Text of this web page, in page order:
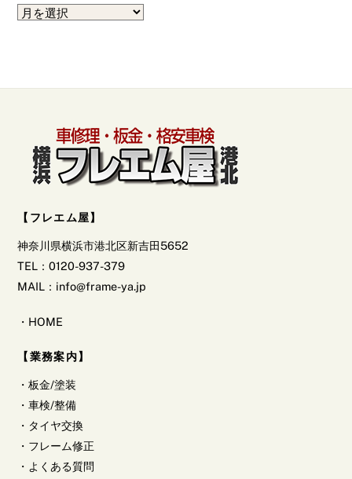
【ア
【フレエム屋】
神奈川県横浜市港北区新吉田5652
TEL：0120-937-379
MAIL：info@frame-ya.jp
・ HOME
【業務案内】
・板金/塗装
・車検/整備
・ タイヤ交換
・ フレーム修正
・ よくある質問